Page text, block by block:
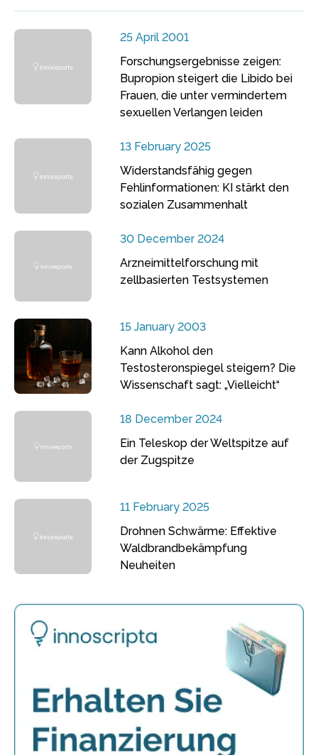
25 April 2001
Forschungsergebnisse zeigen:
Bupropion steigert die Libido bei
Frauen, die unter vermindertem
sexuellen Verlangen leiden
13 February 2025
Widerstandsfähig gegen
Fehlinformationen: KI stärkt den
sozialen Zusammenhalt
30 December 2024
Arzneimittelforschung mit
zellbasierten Testsystemen
15 January 2003
Kann Alkohol den
Testosteronspiegel steigern? Die
Wissenschaft sagt: „Vielleicht“
18 December 2024
Ein Teleskop der Weltspitze auf
der Zugspitze
11 February 2025
Drohnen Schwärme: Effektive
Waldbrandbekämpfung
Neuheiten